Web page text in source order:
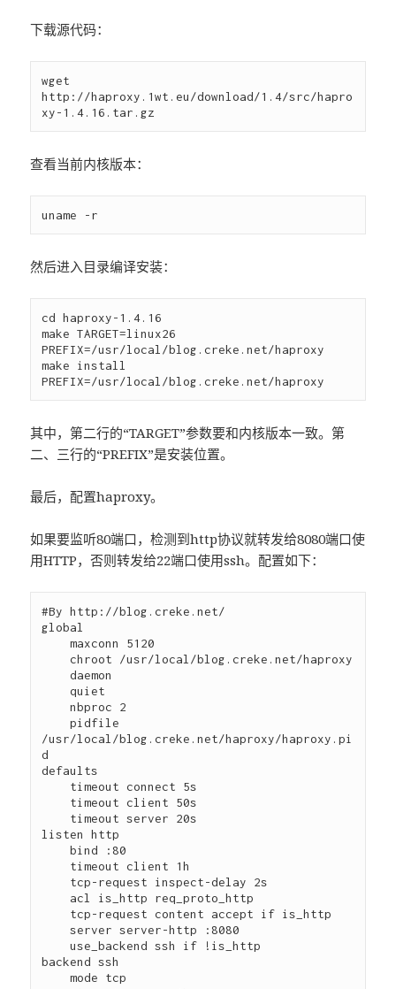
下载源代码：
wget
http://haproxy.1wt.eu/download/1.4/src/hapro
查看当前内核版本：
然后进入目录编译安装：
cd haproxy-1.4.16
make TARGET=linux26
PREFIX=/usr/local/blog.creke.net/haproxy
make install
其中，第二行的“TARGET”参数要和内核版本一致。第
二、三行的“PREFIX”是安装位置。
最后，配置haproxy。
如果要监听80端口，检测到http协议就转发给8080端口使
用HTTP，否则转发给22端口使用ssh。配置如下：
#By http://blog.creke.net/
global
    maxconn 5120
    daemon
    quiet
    nbproc 2
    pidfile
/usr/local/blog.creke.net/haproxy/haproxy.pi
d
defaults
listen http
    bind :80
    server server-http :8080
    use_backend ssh if !is_http
backend ssh
    mode tcp